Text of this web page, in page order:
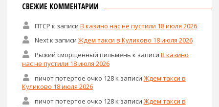
СВЕЖИЕ КОММЕНТАРИИ
ПТСР к записи В казино нас не пустили 18 июля 2026
Nextк записи Ждем такси в Куликово 18 июля 2026
Рыжий сморщенный пильмень к записи В казино
нас не пустили 18 июля 2026
пичот потертое очко 128к записи Ждем такси в
Куликово 18 июля 2026
пичот потертое очко 128к записи Ждем такси в